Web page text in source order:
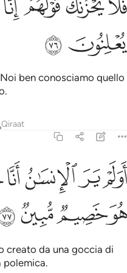
فَلَا يَحْزُنكَ قَوْلُهُمْ ۘ إِنَّا نَعْلَمُ مَا
ﱶﱷ
ben conosciamo quello
Qiraat
اولم ير الانسان انا خلقناه من
أَوَلَمْ يَرَ ٱلْإِنسَـٰنُ أَنَّا
ﱸﱹﱺﱻ
ﲀﲁﲂ
creato da una goccia di
polemica.